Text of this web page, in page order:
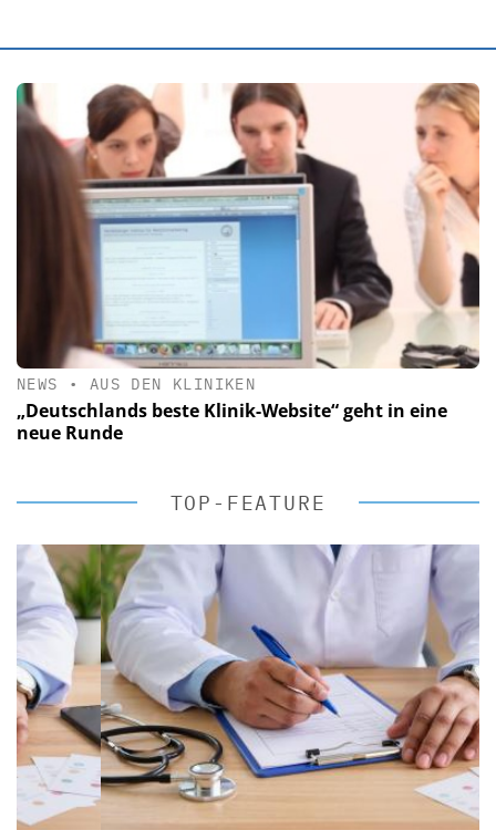
NEWS • AUS DEN KLINIKEN
„Deutschlands beste Klinik-Website“ geht in eine
neue Runde
TOP-FEATURE